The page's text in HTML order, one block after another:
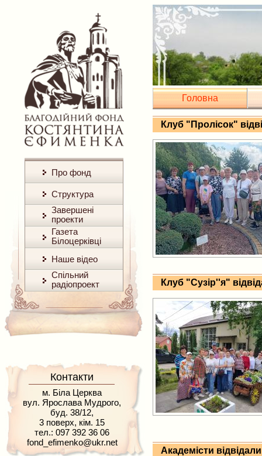
Головна
Про фонд
Структура
Завершені
проекти
Газета
Білоцерківці
Наше відео
Спільний
радіопроект
Контакти
м. Біла Церква
вул. Ярослава Мудрого,
буд. 38/12,
3 поверх, кім. 15
тел.: 097 392 36 06
fond_efimenko@ukr.net
Клуб "Пролісок"
Клуб "Сузір''я"
Академісти